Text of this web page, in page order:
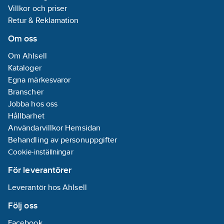
och 650mm för
gasspis. Efterföljare
till F240-16.
Villkor och priser
Retur & Reklamation
Om oss
Om Ahlsell
Kataloger
Egna märkesvaror
Branscher
Jobba hos oss
Hållbarhet
Användarvillkor Hemsidan
Behandling av personuppgifter
Cookie-inställningar
För leverantörer
Leverantör hos Ahlsell
Följ oss